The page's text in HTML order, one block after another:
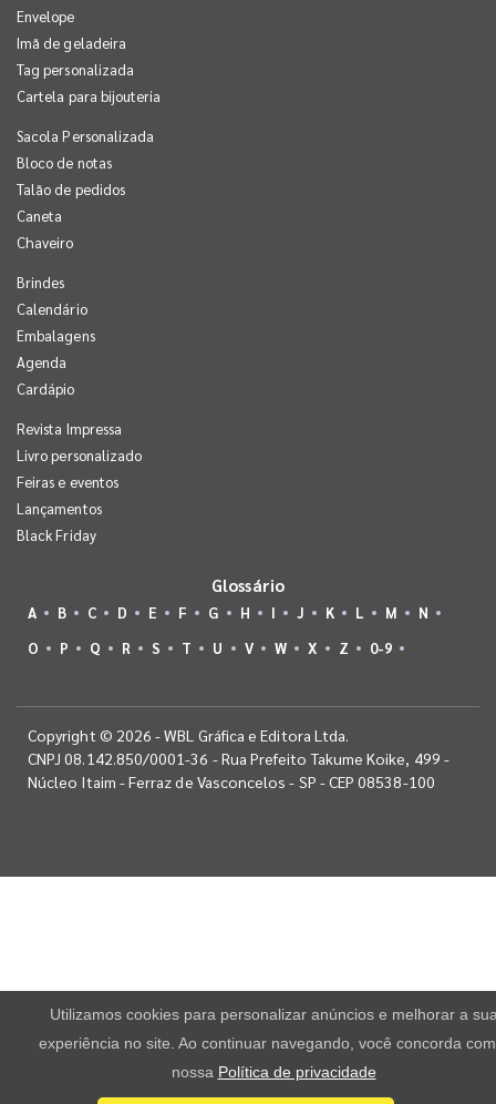
Envelope
Imã de geladeira
Tag personalizada
Cartela para bijouteria
Sacola Personalizada
Bloco de notas
Talão de pedidos
Caneta
Chaveiro
Brindes
Calendário
Embalagens
Agenda
Cardápio
Revista Impressa
Livro personalizado
Feiras e eventos
Lançamentos
Black Friday
Glossário
A B C D E F G H I J K L M
N
O
P Q R S T U V W X Z 0-9
Copyright © 2026 - WBL Gráfica e Editora Ltda.
CNPJ 08.142.850/0001-36 - Rua Prefeito Takume Koike, 499 -
Núcleo Itaim - Ferraz de Vasconcelos - SP - CEP 08538-100
Utilizamos cookies para personalizar anúncios e melhorar a
experiência no site. Ao continuar navegando, você concorda
nossa Política de privacidade